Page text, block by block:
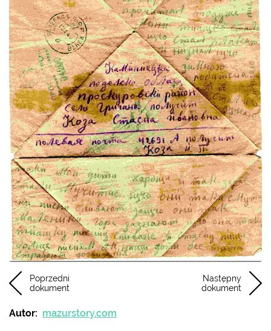
Poprzedni
dokument
Następny
dokument
Autor: mazurstory.com